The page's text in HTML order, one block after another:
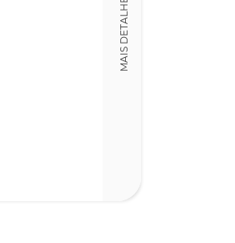
MAIS DETALHES